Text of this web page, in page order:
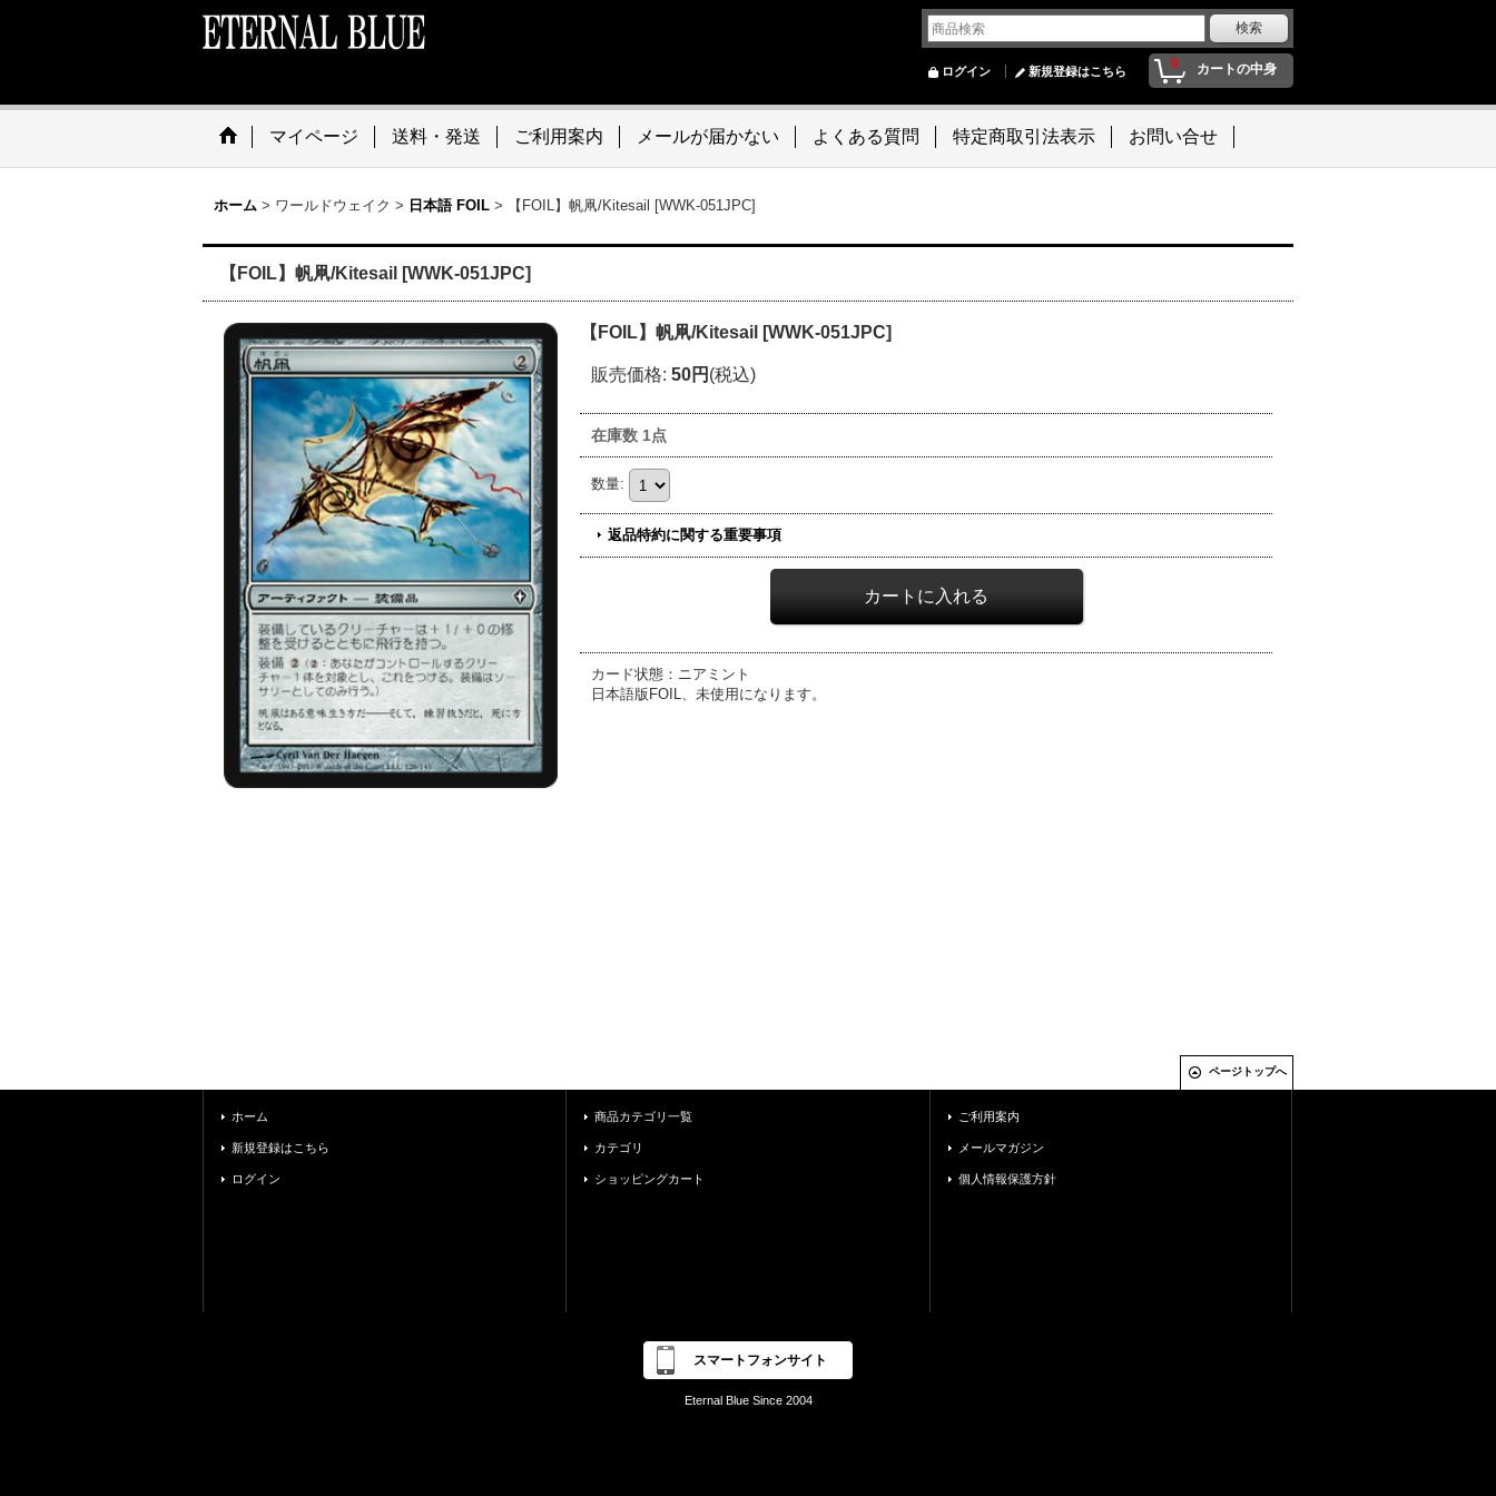
0 カートの中身
ログイン 新規登録はこちら
マイページ 送料・発送 ご利用案内 メールが届かない よくある質問 特定商取引法表示 お問い合せ
ホーム > ワールドウェイク > 日本語 FOIL > 【FOIL】帆凧/Kitesail [WWK-051JPC]
【FOIL】帆凧/Kitesail [WWK-051JPC]
【FOIL】帆凧/Kitesail [WWK-051JPC]
販売価格: 50円 (税込)
在庫数 1点
数量:
返品特約に関する重要事項
カード状態：ニアミント
日本語版FOIL、未使用になります。
ページトップへ
ホーム
新規登録はこちら
ログイン
商品カテゴリ一覧
カテゴリ
ショッピングカート
ご利用案内
メールマガジン
個人情報保護方針
スマートフォンサイト
Eternal Blue Since 2004